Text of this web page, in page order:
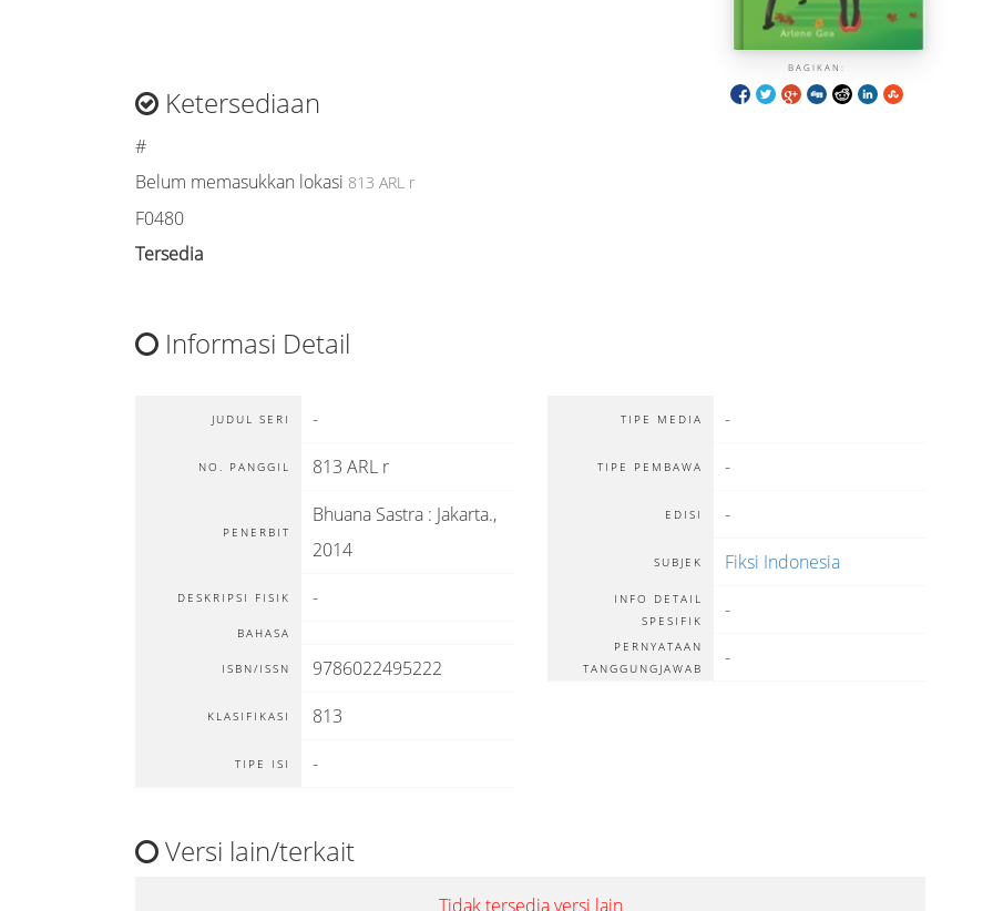
BAGIKAN:
Ketersediaan
#
Belum memasukkan lokasi 813 ARL r
F0480
Tersedia
Informasi Detail
JUDUL SERI -
NO. PANGGIL 813 ARL r
PENERBIT
Bhuana Sastra : Jakarta.,
2014
DESKRIPSI FISIK -
BAHASA
ISBN/ISSN 9786022495222
KLASIFIKASI 813
TIPE ISI -
TIPE MEDIA -
TIPE PEMBAWA -
EDISI -
SUBJEK Fiksi Indonesia
INFO DETAIL
SPESIFIK
-
PERNYATAAN
TANGGUNGJAWAB
-
Versi lain/terkait
Tidak tersedia versi lain